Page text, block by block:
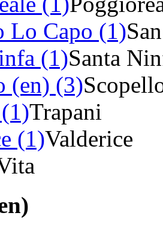
Lo Capo (1)
(1)Santa
(en) (3)
Trapani
(1)Valderice